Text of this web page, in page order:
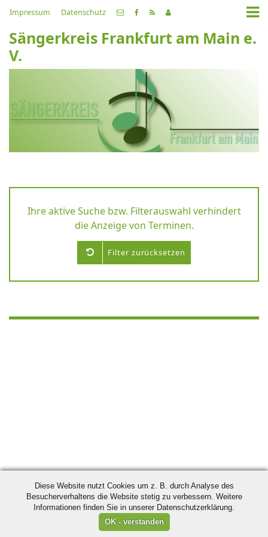
Impressum Datenschutz
Sängerkreis Frankfurt am Main e.
V.
Ihre aktive Suche bzw. Filterauswahl verhindert
die Anzeige von Terminen.
Filter zurücksetzen
Diese Website nutzt Cookies um z. B. durch Analyse des
Besucherverhaltens die Website stetig zu verbessern. Weitere
Informationen finden Sie in unserer Datenschutzerklärung.